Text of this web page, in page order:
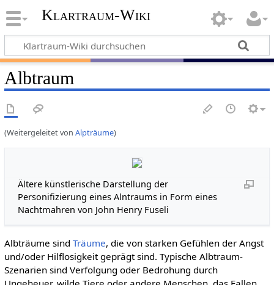
Klartraum-Wiki
Albtraum
(Weitergeleitet von Alpträume)
Ältere künstlerische Darstellung der
Personifizierung eines Alntraums in Form eines
Nachtmahren von John Henry Fuseli
Albträume sind Träume, die von starken Gefühlen der Angst
und/oder Hilflosigkeit geprägt sind. Typische Albtraum-
Szenarien sind Verfolgung oder Bedrohung durch